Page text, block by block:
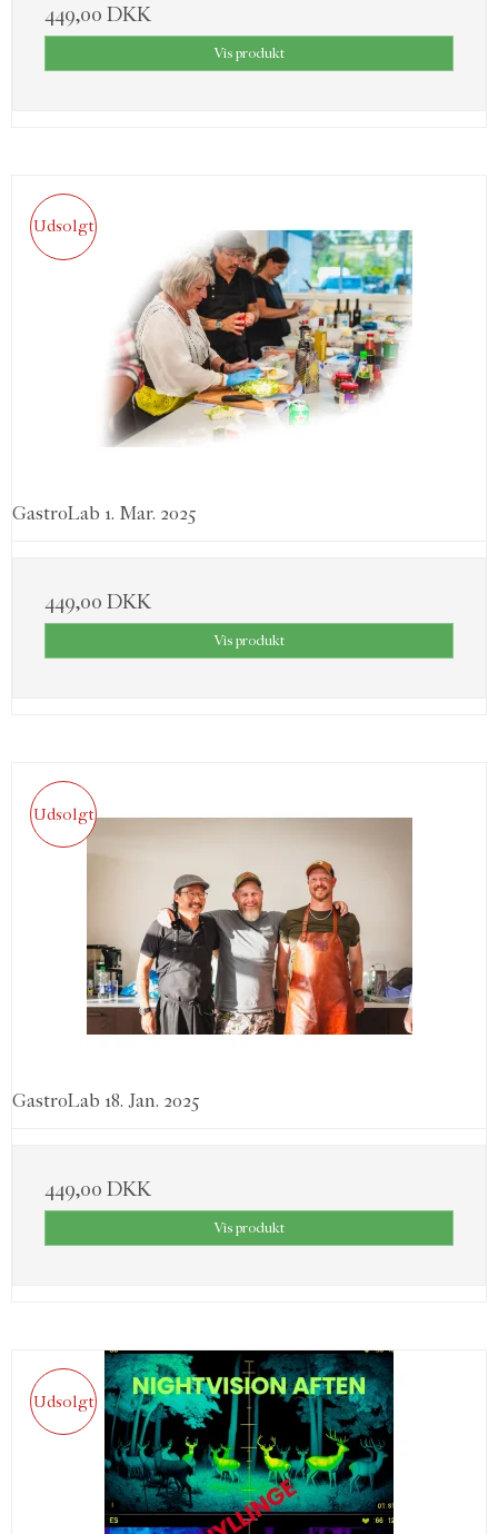
449,00 DKK
Vis produkt
Udsolgt
GastroLab 1. Mar. 2025
449,00 DKK
Vis produkt
Udsolgt
GastroLab 18. Jan. 2025
449,00 DKK
Vis produkt
Udsolgt